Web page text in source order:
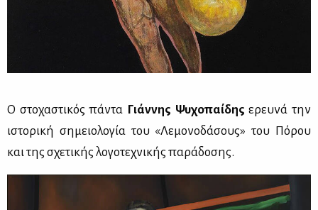
Ο στο­χα­στι­κός πά­ντα Γιάν­νης Ψυ­χο­παί­δης ερευ­νά την
ιστο­ρι­κή ση­μειο­λο­γία του «Λε­μο­νο­δά­σους» του Πό­ρου
και της σχε­τι­κής λο­γο­τε­χνι­κής πα­ρά­δο­σης.